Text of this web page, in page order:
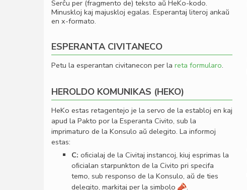
Serĉu per (fragmento de) teksto aŭ HeKo-kodo.
Minuskloj kaj majuskloj egalas. Esperantaj literoj ankaŭ
en x-formato.
ESPERANTA CIVITANECO
Petu la esperantan civitanecon per la reta formularo.
HEROLDO KOMUNIKAS (HEKO)
HeKo estas retagentejo je la servo de la establoj en kaj
apud la Pakto por la Esperanta Civito, sub la
imprimaturo de la Konsulo aŭ delegito. La informoj
estas:
C: oﬁcialaj de la Civitaj instancoj, kiuj esprimas la
oﬁcialan starpunkton de la Civito pri specifa
temo, sub responso de la Konsulo, aŭ de ties
delegito, markitaj per la simbolo
.